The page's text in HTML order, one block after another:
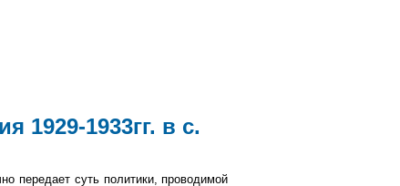
1929-1933гг. в с.
передает суть политики, проводимой